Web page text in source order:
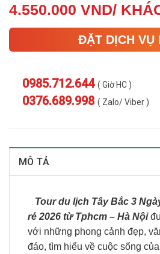
4.550.000 VND/
ĐẶT DỊCH VỤ
0985.712.644 ( Giờ HC )
0376.689.998 ( Zalo/ Viber )
MÔ TẢ
Tour du lịch Tây Bắc 3
rẻ 2026 từ Tphcm – Hà Nội
với những phong cảnh đẹp,
đáo, tìm hiểu về cuộc sống